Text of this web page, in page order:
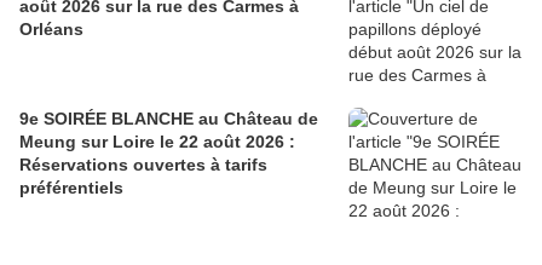
août 2026 sur la rue des Carmes à
Orléans
9e SOIRÉE BLANCHE au Château de
Meung sur Loire le 22 août 2026 :
Réservations ouvertes à tarifs
préférentiels